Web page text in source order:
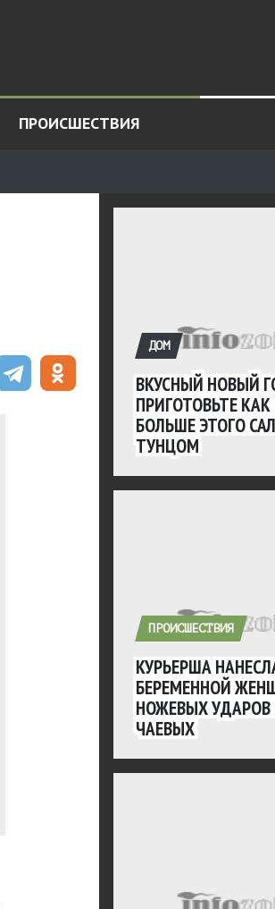
ПРОИСШЕСТВИЯ
ДОМ
ВКУСНЫЙ НОВЫЙ
ПРИГОТОВЬТЕ
БОЛЬШЕ ЭТОГО
ТУНЦОМ
ПРОИСШЕСТВИЯ
КУРЬЕРША
БЕРЕМЕННОЙ
НОЖЕВЫХ УДАРОВ
ЧАЕВЫХ